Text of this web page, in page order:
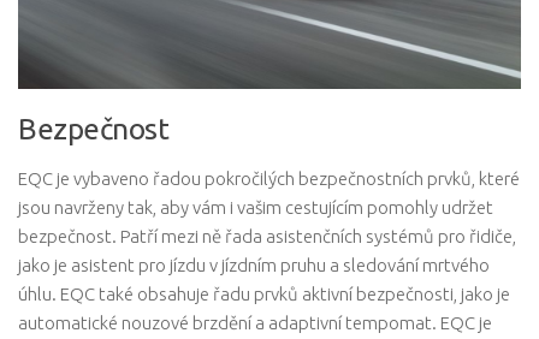
Bezpečnost
EQC je vybaveno řadou pokročilých bezpečnostních prvků, které
jsou navrženy tak, aby vám i vašim cestujícím pomohly udržet
bezpečnost. Patří mezi ně řada asistenčních systémů pro řidiče,
jako je asistent pro jízdu v jízdním pruhu a sledování mrtvého
úhlu. EQC také obsahuje řadu prvků aktivní bezpečnosti, jako je
automatické nouzové brzdění a adaptivní tempomat. EQC je